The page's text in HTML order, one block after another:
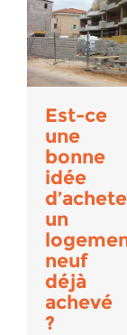
Est-ce
une
bonne
idée
un
neuf
déjà
achevé
?